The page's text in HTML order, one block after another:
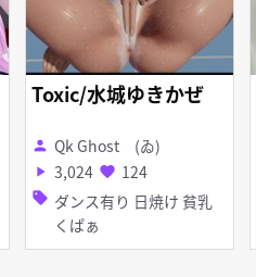
Toxic/水城ゆきかぜ
person Qk Ghost (ゐ)
play_arrow 3,024 favorite 124
sell ダンス有り 日焼け 貧乳
くぱぁ